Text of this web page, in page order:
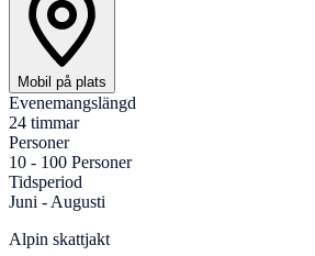
Mobil på plats
Evenemangslängd
24 timmar
Personer
10 - 100 Personer
Tidsperiod
Juni - Augusti
Alpin skattjakt